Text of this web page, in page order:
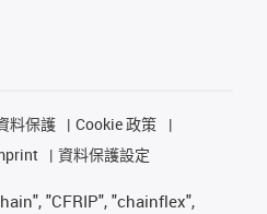
料保護
Cookie 政策
資料保護設定
"CFRIP", "chainflex",